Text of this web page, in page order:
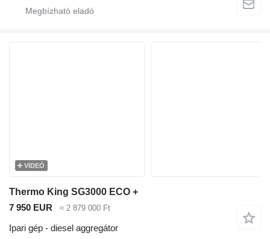
VIDEÓ
Thermo King SG3000 ECO +
7 950 EUR
≈ 2 879 000 Ft
Ipari gép - diesel aggregátor